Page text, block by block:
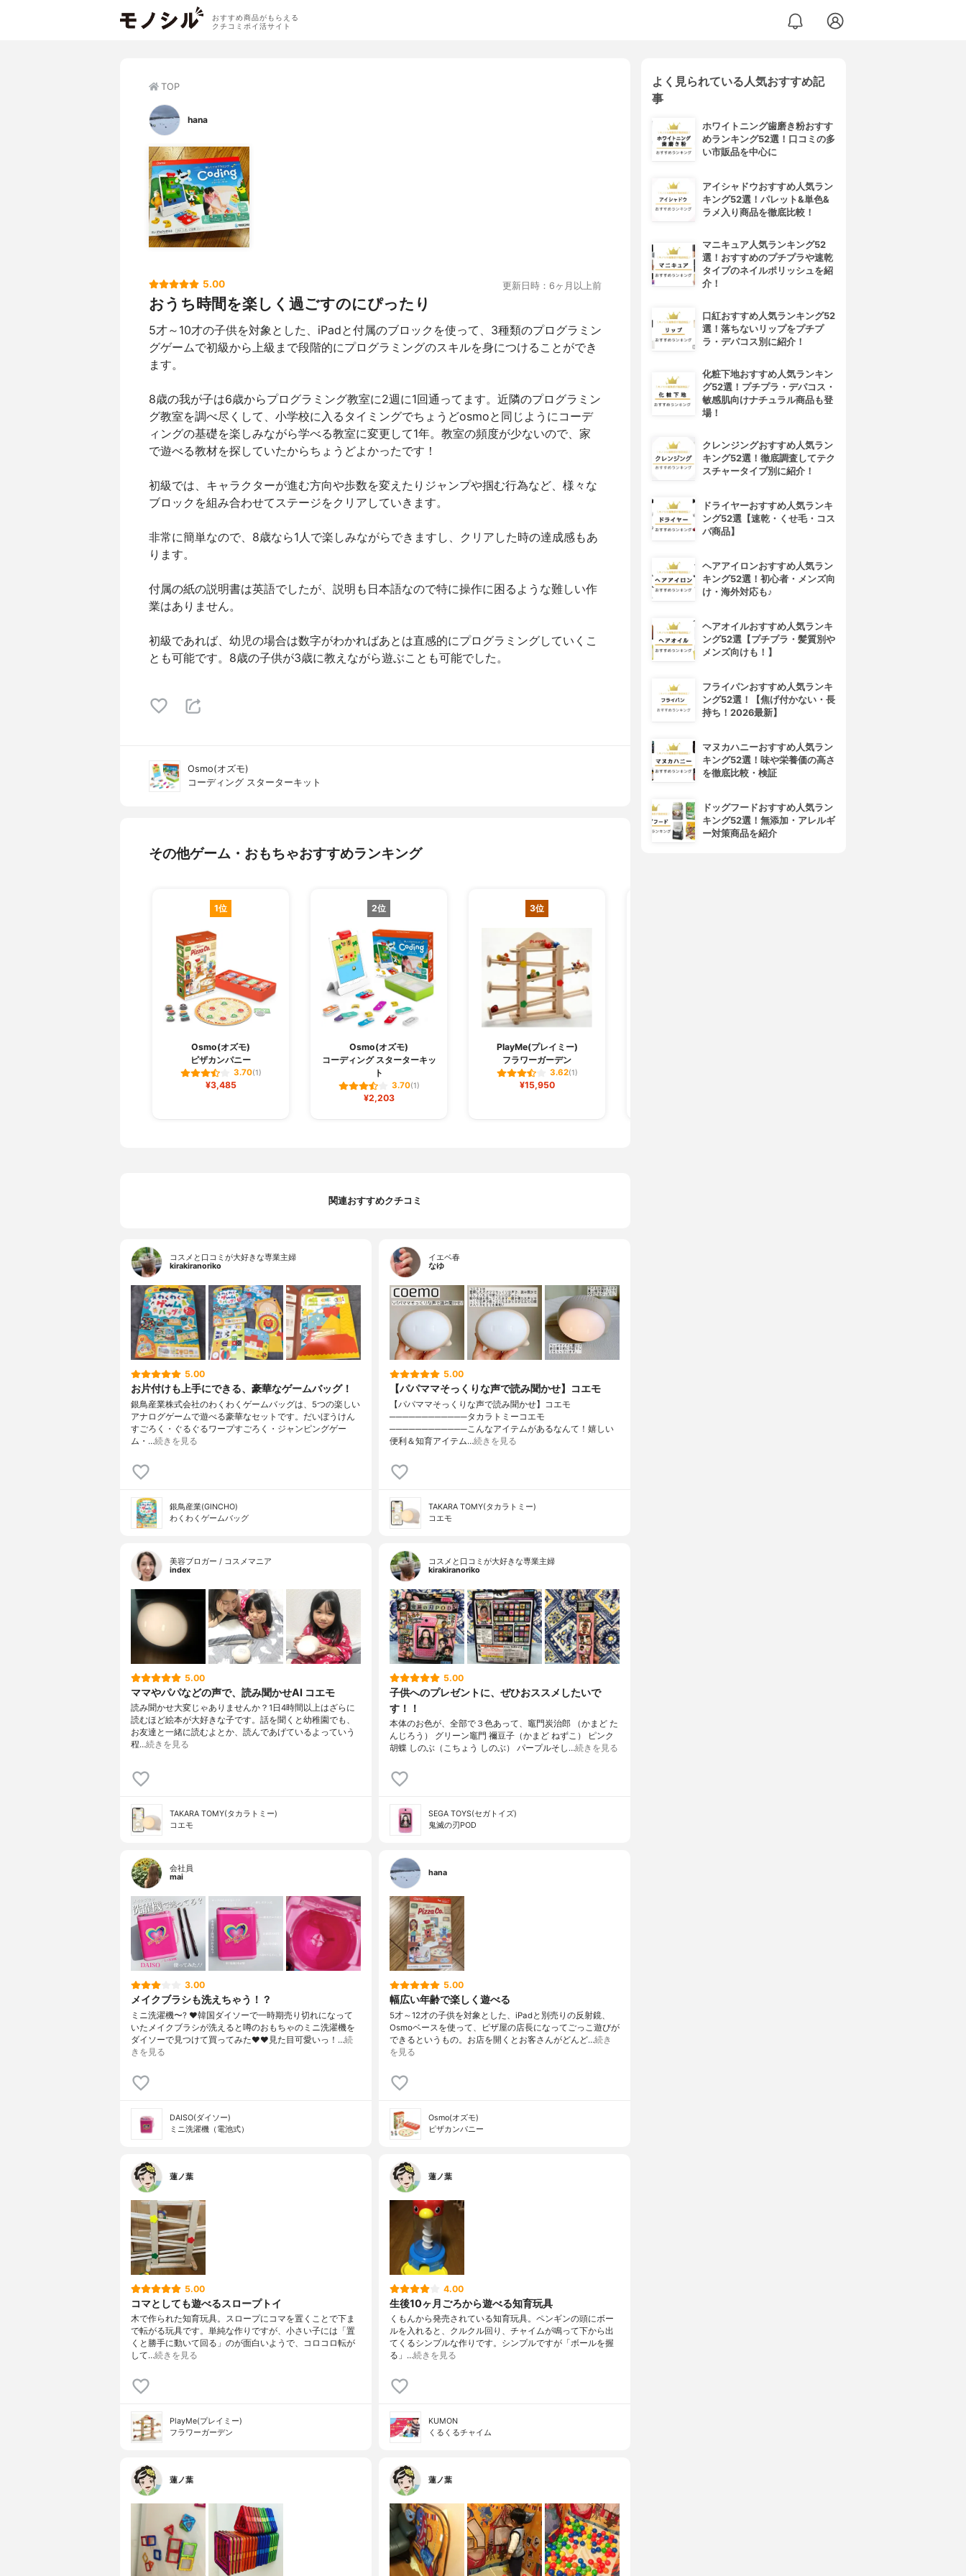
おすすめ商品がもらえる
クチコミポイ活サイト
TOP
hana
5.00 更新日時：6ヶ月以上前
おうち時間を楽しく過ごすのにぴったり
5才～10才の子供を対象とした、iPadと付属のブロックを使って、3種類のプログラミン
グゲームで初級から上級まで段階的にプログラミングのスキルを身につけることができ
ます。
8歳の我が子は6歳からプログラミング教室に2週に1回通ってます。近隣のプログラミン
グ教室を調べ尽くして、小学校に入るタイミングでちょうどosmoと同じようにコーデ
ィングの基礎を楽しみながら学べる教室に変更して1年。教室の頻度が少ないので、家
で遊べる教材を探していたからちょうどよかったです！
初級では、キャラクターが進む方向や歩数を変えたりジャンプや掴む行為など、様々な
ブロックを組み合わせてステージをクリアしていきます。
非常に簡単なので、8歳なら1人で楽しみながらできますし、クリアした時の達成感もあ
ります。
付属の紙の説明書は英語でしたが、説明も日本語なので特に操作に困るような難しい作
業はありません。
初級であれば、幼児の場合は数字がわかればあとは直感的にプログラミングしていくこ
とも可能です。8歳の子供が3歳に教えながら遊ぶことも可能でした。
Osmo(オズモ)
コーディング スターターキット
その他ゲーム・おもちゃおすすめランキング
1位
Osmo(オズモ)
ピザカンパニー
3.70(1)
¥3,485
2位
Osmo(オズモ)
コーディング スターターキッ
ト
3.70(1)
¥2,203
3位
PlayMe(プレイミー)
フラワーガーデン
3.62(1)
¥15,950
関連おすすめクチコミ
コスメと口コミが大好きな専業主婦
kirakiranoriko
5.00
お片付けも上手にできる、豪華なゲームバッグ！
銀鳥産業株式会社のわくわくゲームバッグは、5つの楽しい
アナログゲームで遊べる豪華なセットです。だいぼうけん
すごろく・ぐるぐるワープすごろく・ジャンピングゲー
ム・…続きを見る
銀鳥産業(GINCHO)
わくわくゲームバッグ
イエベ春
なゆ
5.00
【パパママそっくりな声で読み聞かせ】コエモ
【パパママそっくりな声で読み聞かせ】コエモ
────────────タカラトミーコエモ
────────────こんなアイテムがあるなんて！嬉しい
便利＆知育アイテム…続きを見る
TAKARA TOMY(タカラトミー)
コエモ
美容ブロガー / コスメマニア
index
5.00
ママやパパなどの声で、読み聞かせAI コエモ
読み聞かせ大変じゃありませんか？1日4時間以上はざらに
読むほど絵本が大好きな子です。話を聞くと幼稚園でも、
お友達と一緒に読むよとか、読んであげているよっていう
程…続きを見る
TAKARA TOMY(タカラトミー)
コエモ
コスメと口コミが大好きな専業主婦
kirakiranoriko
5.00
子供へのプレゼントに、ぜひおススメしたいで
す！！
本体のお色が、全部で３色あって、竈門炭治郎 （かまど た
んじろう） グリーン竈門 禰豆子（かまど ねずこ） ピンク
胡蝶 しのぶ（こちょう しのぶ） パープルそし…続きを見る
SEGA TOYS(セガトイズ)
鬼滅の刃POD
会社員
mai
3.00
メイクブラシも洗えちゃう！？
ミニ洗濯機〜? ♥ 韓国ダイソーで一時期売り切れになって
いたメイクブラシが洗えると噂のおもちゃのミニ洗濯機を
ダイソーで見つけて買ってみた❤️❤️見た目可愛いっ！…続
きを見る
DAISO(ダイソー)
ミニ洗濯機（電池式）
hana
5.00
幅広い年齢で楽しく遊べる
5才～12才の子供を対象とした、iPadと別売りの反射鏡、
Osmoベースを使って、ピザ屋の店長になってごっこ遊びが
できるというもの。お店を開くとお客さんがどんど…続き
を見る
Osmo(オズモ)
ピザカンパニー
蓮ノ葉
5.00
コマとしても遊べるスロープトイ
木で作られた知育玩具。スロープにコマを置くことで下ま
で転がる玩具です。単純な作りですが、小さい子には「置
くと勝手に動いて回る」のが面白いようで、コロコロ転が
して…続きを見る
PlayMe(プレイミー)
フラワーガーデン
蓮ノ葉
4.00
生後10ヶ月ごろから遊べる知育玩具
くもんから発売されている知育玩具。ペンギンの頭にボー
ルを入れると、クルクル回り、チャイムが鳴って下から出
てくるシンプルな作りです。シンプルですが「ボールを握
る」…続きを見る
KUMON
くるくるチャイム
蓮ノ葉 蓮ノ葉
よく見られている人気おすすめ記
事
ホワイトニング歯磨き粉おすす
めランキング52選！口コミの多
い市販品を中心に
アイシャドウおすすめ人気ラン
キング52選！パレット&単色&
ラメ入り商品を徹底比較！
マニキュア人気ランキング52
選！おすすめのプチプラや速乾
タイプのネイルポリッシュを紹
介！
口紅おすすめ人気ランキング52
選！落ちないリップをプチプ
ラ・デパコス別に紹介！
化粧下地おすすめ人気ランキン
グ52選！プチプラ・デパコス・
敏感肌向けナチュラル商品も登
場！
クレンジングおすすめ人気ラン
キング52選！徹底調査してテク
スチャータイプ別に紹介！
ドライヤーおすすめ人気ランキ
ング52選【速乾・くせ毛・コス
パ商品】
ヘアアイロンおすすめ人気ラン
キング52選！初心者・メンズ向
け・海外対応も♪
ヘアオイルおすすめ人気ランキ
ング52選【プチプラ・髪質別や
メンズ向けも！】
フライパンおすすめ人気ランキ
ング52選！【焦げ付かない・長
持ち！2026最新】
マヌカハニーおすすめ人気ラン
キング52選！味や栄養価の高さ
を徹底比較・検証
ドッグフードおすすめ人気ラン
キング52選！無添加・アレルギ
ー対策商品を紹介